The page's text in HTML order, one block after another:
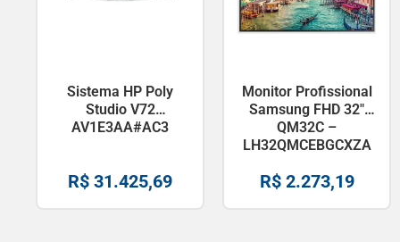
Sistema HP Poly
Studio V72
AV1E3AA#AC3
R$ 31.425,69
Monitor Profissional
Samsung FHD 32″
QM32C –
LH32QMCEBGCXZA
R$2.273,19